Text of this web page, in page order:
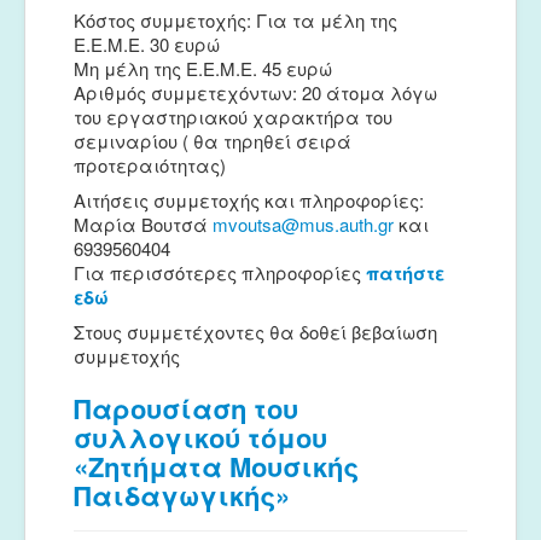
Κόστος συμμετοχής: Για τα μέλη της
Ε.Ε.Μ.Ε. 30 ευρώ
Μη μέλη της Ε.Ε.Μ.Ε. 45 ευρώ
Αριθμός συμμετεχόντων: 20 άτομα λόγω
του εργαστηριακού χαρακτήρα του
σεμιναρίου ( θα τηρηθεί σειρά
προτεραιότητας)
Αιτήσεις συμμετοχής και πληροφορίες:
Μαρία Βουτσά mvoutsa@mus.auth.grκαι
6939560404
Για περισσότερες πληροφορίες πατήστε
εδώ
Στους συμμετέχοντες θα δοθεί βεβαίωση
συμμετοχής
Παρουσίαση του
συλλογικού τόμου
«Ζητήματα Μουσικής
Παιδαγωγικής»